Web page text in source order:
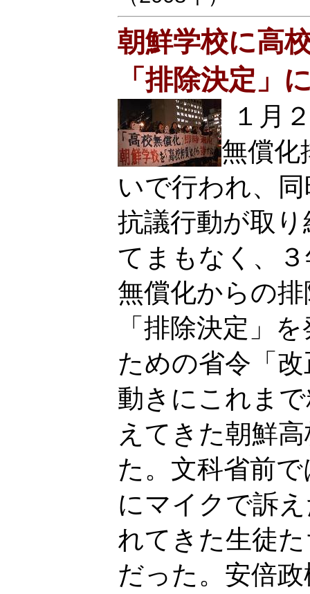
朝鮮学校に高
「排除決定」
１月
無償化
いで行われ、
抗議行動が取
てまもなく、
無償化からの
「排除決定」
ための省令「
動きにこれま
えてきた朝鮮
た。文科省前
にマイクで訴
れてきた生徒
だった。安倍